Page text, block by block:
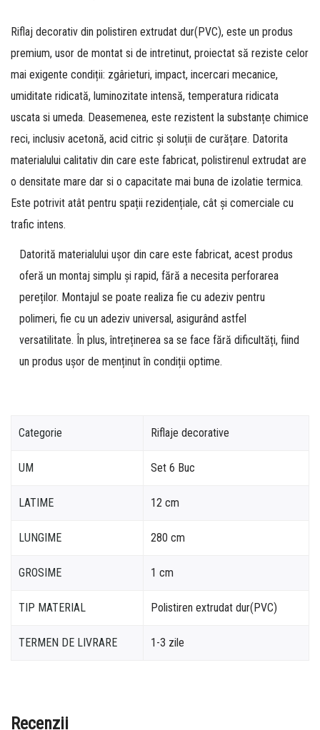
Riflaj decorativ din polistiren extrudat dur(PVC), este un produs
premium, usor de montat si de intretinut, proiectat să reziste celor
mai exigente condiții: zgârieturi, impact, incercari mecanice,
umiditate ridicată, luminozitate intensă, temperatura ridicata
uscata si umeda. Deasemenea, este rezistent la substanțe chimice
reci, inclusiv acetonă, acid citric și soluții de curățare. Datorita
materialului calitativ din care este fabricat, polistirenul extrudat are
o densitate mare dar si o capacitate mai buna de izolatie termica.
Este potrivit atât pentru spații rezidențiale, cât și comerciale cu
trafic intens.
Datorită materialului ușor din care este fabricat, acest produs
oferă un montaj simplu și rapid, fără a necesita perforarea
pereților. Montajul se poate realiza fie cu adeziv pentru
polimeri, fie cu un adeziv universal, asigurând astfel
versatilitate. În plus, întreținerea sa se face fără dificultăți, fiind
un produs ușor de menținut în condiții optime.
Categorie Riflaje decorative
UM Set 6 Buc
LATIME 12 cm
LUNGIME 280 cm
GROSIME 1 cm
TIP MATERIAL Polistiren extrudat dur(PVC)
TERMEN DE LIVRARE 1-3 zile
Recenzii